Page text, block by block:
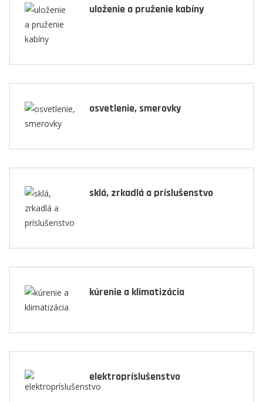
uloženie a pruženie kabíny
osvetlenie, smerovky
sklá, zrkadlá a príslušenstvo
kúrenie a klimatizácia
elektropríslušenstvo